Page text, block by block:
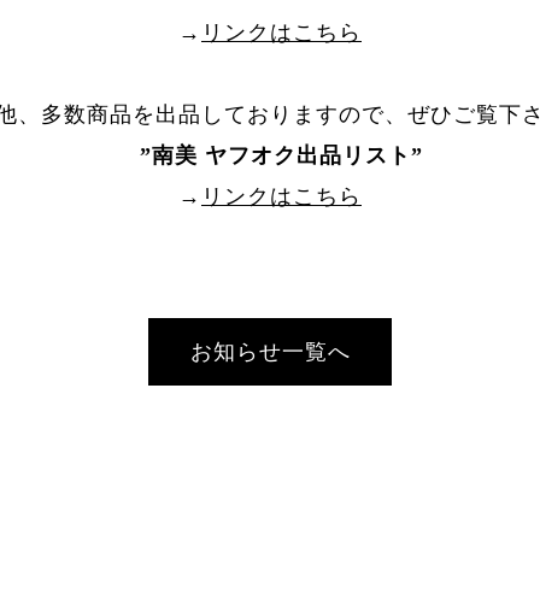
→ リンクはこちら
、多数商品を出品しておりますので、ぜひご覧下さ
”南美 ヤフオク出品リスト ”
→ リンクはこちら
お知らせ一覧へ